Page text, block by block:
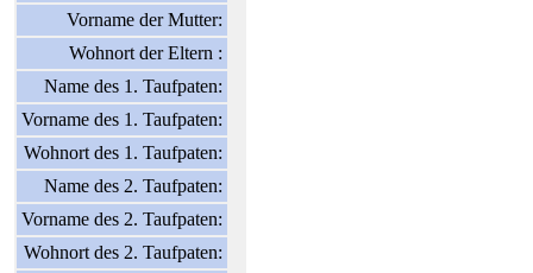
Vorname der Mutter:
Wohnort der Eltern :
Name des 1. Taufpaten:
Vorname des 1. Taufpaten:
Wohnort des 1. Taufpaten:
Name des 2. Taufpaten:
Vorname des 2. Taufpaten:
Wohnort des 2. Taufpaten: